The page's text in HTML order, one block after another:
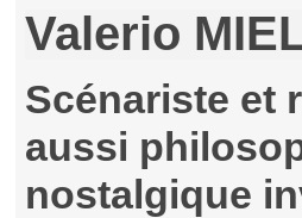
Valerio
Scénariste et
aussi
nostalgique